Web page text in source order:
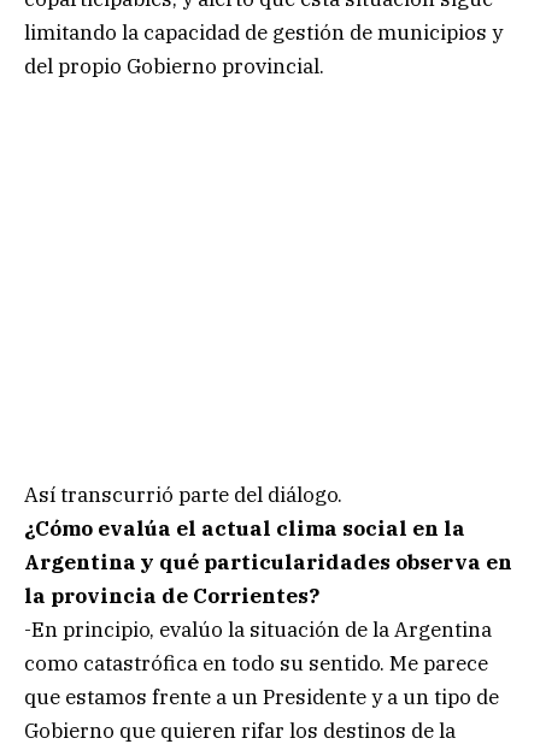
limitando la capacidad de gestión de municipios y
del propio Gobierno provincial.
Así transcurrió parte del diálogo.
¿Cómo evalúa el actual clima social en la
Argentina y qué particularidades observa en
la provincia de Corrientes?
-En principio, evalúo la situación de la Argentina
como catastrófica en todo su sentido. Me parece
que estamos frente a un Presidente y a un tipo de
Gobierno que quieren rifar los destinos de la